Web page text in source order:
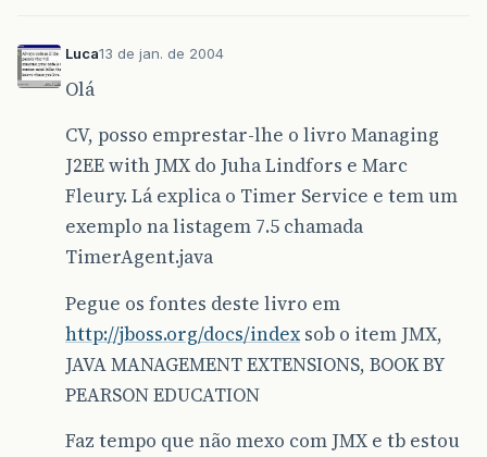
Luca13 de jan. de 2004
Olá
CV, posso emprestar-lhe o livro Managing
J2EE with JMX do Juha Lindfors e Marc
Fleury. Lá explica o Timer Service e tem um
exemplo na listagem 7.5 chamada
TimerAgent.java
Pegue os fontes deste livro em
http://jboss.org/docs/index sob o item JMX,
JAVA MANAGEMENT EXTENSIONS, BOOK BY
PEARSON EDUCATION
Faz tempo que não mexo com JMX e tb estou